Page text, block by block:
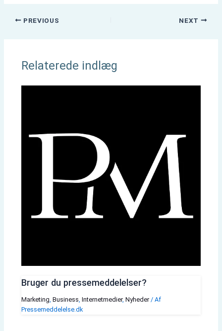
PREVIOUS NEXT
Relaterede indlæg
Bruger du pressemeddelelser?
Marketing, Business, Internetmedier, Nyheder/ Af
Pressemeddelelse.dk